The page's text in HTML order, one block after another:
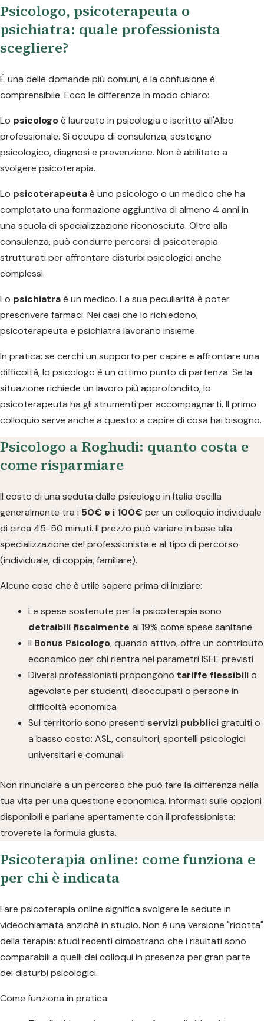
Psicologo, psicoterapeuta o
psichiatra: quale professionista
scegliere?
È una delle domande più comuni, e la confusione è
comprensibile. Ecco le differenze in modo chiaro:
Lo psicologoè laureato in psicologia e iscritto all'Albo
professionale. Si occupa di consulenza, sostegno
psicologico, diagnosi e prevenzione. Non è abilitato a
svolgere psicoterapia.
Lo psicoterapeutaè uno psicologo o un medico che ha
completato una formazione aggiuntiva di almeno 4 anni in
una scuola di specializzazione riconosciuta. Oltre alla
consulenza, può condurre percorsi di psicoterapia
strutturati per affrontare disturbi psicologici anche
complessi.
Lo psichiatraè un medico. La sua peculiarità è poter
prescrivere farmaci. Nei casi che lo richiedono,
psicoterapeuta e psichiatra lavorano insieme.
In pratica: se cerchi un supporto per capire e affrontare una
difficoltà, lo psicologo è un ottimo punto di partenza. Se la
situazione richiede un lavoro più approfondito, lo
psicoterapeuta ha gli strumenti per accompagnarti. Il primo
colloquio serve anche a questo: a capire di cosa hai bisogno.
Psicologo a Roghudi: quanto costa e
come risparmiare
Il costo di una seduta dallo psicologo in Italia oscilla
generalmente tra i 50€ e i 100€ per un colloquio individuale
di circa 45-50 minuti. Il prezzo può variare in base alla
specializzazione del professionista e al tipo di percorso
(individuale, di coppia, familiare).
Alcune cose che è utile sapere prima di iniziare:
Le spese sostenute per la psicoterapia sono
detraibili fiscalmente al 19% come spese sanitarie
Il Bonus Psicologo, quando attivo, offre un contributo
economico per chi rientra nei parametri ISEE previsti
Diversi professionisti propongono tariffe flessibilio
agevolate per studenti, disoccupati o persone in
difficoltà economica
Sul territorio sono presenti servizi pubblicigratuiti o
a basso costo: ASL, consultori, sportelli psicologici
universitari e comunali
Non rinunciare a un percorso che può fare la differenza nella
tua vita per una questione economica. Informati sulle opzioni
disponibili e parlane apertamente con il professionista:
troverete la formula giusta.
Psicoterapia online: come funziona e
per chi è indicata
Fare psicoterapia online significa svolgere le sedute in
videochiamata anziché in studio. Non è una versione "ridotta"
della terapia: studi recenti dimostrano che i risultati sono
comparabili a quelli dei colloqui in presenza per gran parte
dei disturbi psicologici.
Come funziona in pratica: